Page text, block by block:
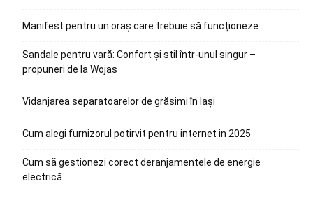
Manifest pentru un oraș care trebuie să funcționeze
Sandale pentru vară: Confort și stil într-unul singur –
propuneri de la Wojas
Vidanjarea separatoarelor de grăsimi în Iași
Cum alegi furnizorul potirvit pentru internet in 2025
Cum să gestionezi corect deranjamentele de energie
electrică